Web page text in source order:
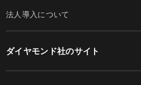
法人導入について
ダイヤモンド社のサイト